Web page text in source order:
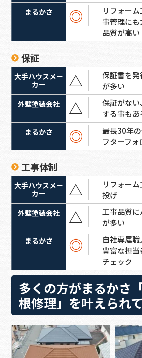
◎
リフォー
事管理に
品質が高い
保証
△
保証書を
が多い
△
保証がな
する事もあ
◎
最長30年
フターフォ
工事体制
△
リフォー
投げ
△
工事品質
が多い
◎
自社専属
豊富な担
チェック
多くの方がまるかさ
根修理」を叶えられ